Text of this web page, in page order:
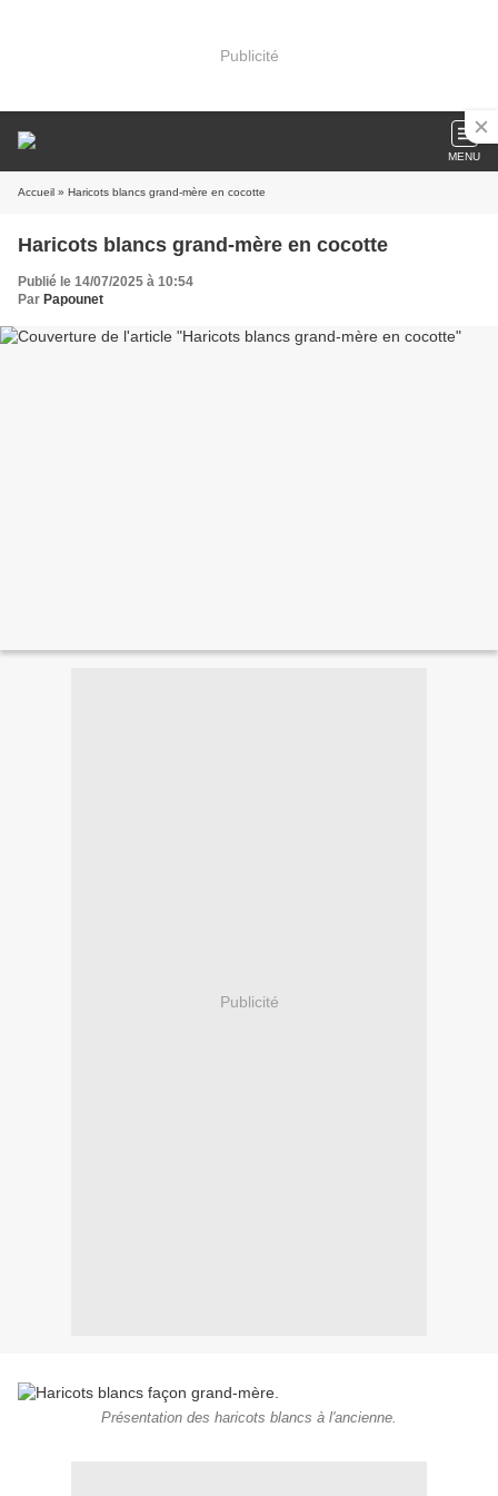
Publicité
MENU
Accueil » Haricots blancs grand-mère en cocotte
Haricots blancs grand-mère en cocotte
Publié le 14/07/2025 à 10:54
Par Papounet
Publicité
Présentation des haricots blancs à l'ancienne.